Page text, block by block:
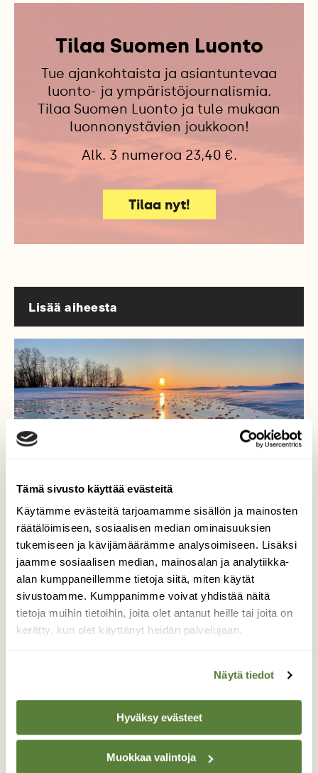
Tämä sivusto käyttää evästeitä
Käytämme evästeitä tarjoamamme sisällön ja mainosten
räätälöimiseen, sosiaalisen median ominaisuuksien
tukemiseen ja kävijämäärämme analysoimiseen. Lisäksi
jaamme sosiaalisen median, mainosalan ja analytiikka-
alan kumppaneillemme tietoja siitä, miten käytät
sivustoamme. Kumppanimme voivat yhdistää näitä
tietoja muihin tietoihin, joita olet antanut heille tai joita on
kerätty, kun olet käyttänyt heidän palvelujaan.
Näytä tiedot
Hyväksy evästeet
Muokkaa valintoja
Tilaa Suomen Luonto
Tue ajankohtaista ja asiantuntevaa
luonto- ja ympäristöjournalismia.
Tilaa Suomen Luonto ja tule mukaan
luonnonystävien joukkoon!
Alk. 3 numeroa 23,40 €.
Tilaa nyt!
Lisää aiheesta
Kevätpäiväntasaus on 20. maaliskuuta kello
23.24